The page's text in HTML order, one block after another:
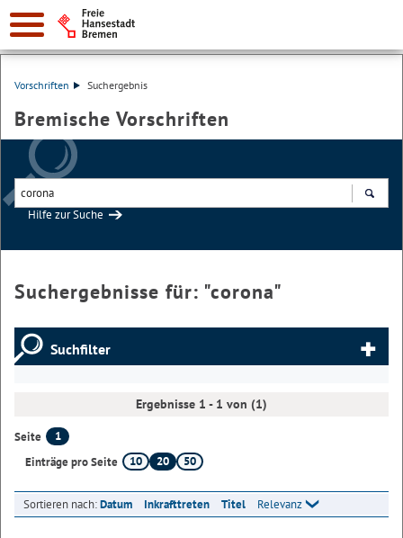
Vorschriften Suchergebnis
Bremische Vorschriften
Hilfe zur Suche
Suchergebnisse für: "corona"
Suchfilter
Ergebnisse 1 - 1 von (1)
Seite
1
Einträge pro Seite
10 20 50
Sortieren nach:Datum Inkrafttreten Titel Relevanz